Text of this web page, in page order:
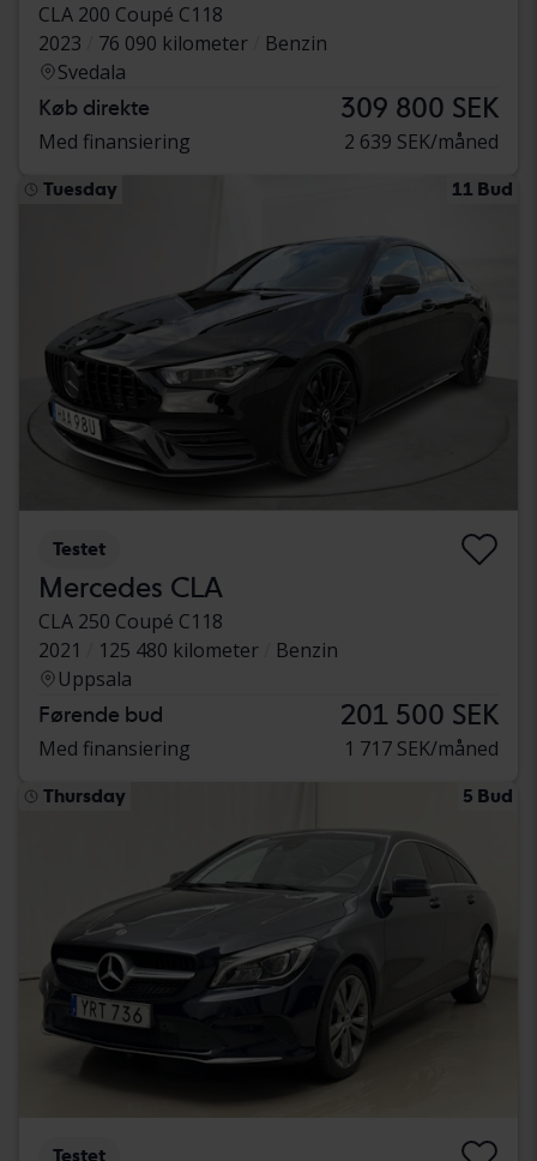
CLA 200 Coupé C118
2023
76 090 kilometer
Benzin
Svedala
Køb direkte 309 800 SEK
Med finansiering 2 639 SEK/måned
Tuesday 11 Bud
Testet
Mercedes CLA
CLA 250 Coupé C118
2021
125 480 kilometer
Benzin
Uppsala
Førende bud 201 500 SEK
Med finansiering 1 717 SEK/måned
Thursday 5 Bud
Testet